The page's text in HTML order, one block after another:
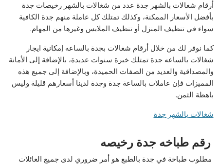
أرقام شغالات بالشهر جدة عدد من شغالات بالشهر رخيصات جدة
بأفضل الأسعار الممكنة، وكذلك تمتلك كل عاملة منهم جدة الكافية
سواء في تنظيف المنزل أو تنظيف الملابس وغيرها من المهام.
كما نوفر لك من خلال أرقام شغالات بجدة بالساعه إمكانية ايجار
شغالات بالساعه جدة تمتلك خبرة سنوات عديدة، بالإضافة إلى الأمانة
والمصداقية والعديد من الصفات الحميدة، وبالإضافة إلى جميع هذه
المميزات فإن عاملات بالساعة جدة وجدة لدينا أسعارهم قليلة وليس
باهظة الثمن.
شغالات بالشهر جدة
رقم طباخه جدة رخيصه
مطلوب طباخة في جدة بالطبع هو أمر ضروري لدى جميع العائلات